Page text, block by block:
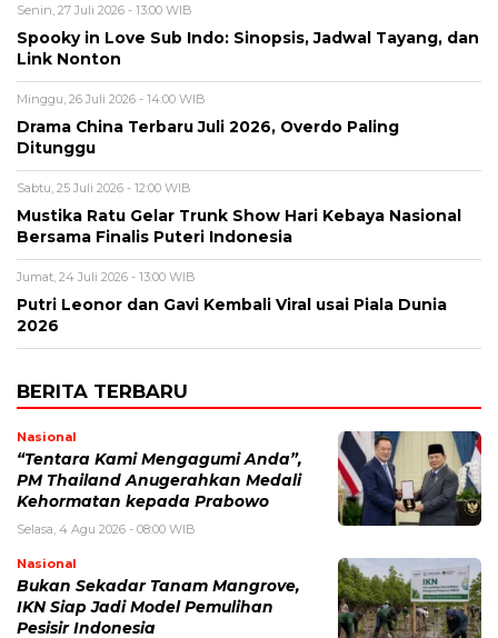
Senin, 27 Juli 2026 - 13:00 WIB
Spooky in Love Sub Indo: Sinopsis, Jadwal Tayang, dan
Link Nonton
Minggu, 26 Juli 2026 - 14:00 WIB
Drama China Terbaru Juli 2026, Overdo Paling
Ditunggu
Sabtu, 25 Juli 2026 - 12:00 WIB
Mustika Ratu Gelar Trunk Show Hari Kebaya Nasional
Bersama Finalis Puteri Indonesia
Jumat, 24 Juli 2026 - 13:00 WIB
Putri Leonor dan Gavi Kembali Viral usai Piala Dunia
2026
BERITA TERBARU
Nasional
“Tentara Kami Mengagumi Anda”,
PM Thailand Anugerahkan Medali
Kehormatan kepada Prabowo
Selasa, 4 Agu 2026 - 08:00 WIB
Nasional
Bukan Sekadar Tanam Mangrove,
IKN Siap Jadi Model Pemulihan
Pesisir Indonesia